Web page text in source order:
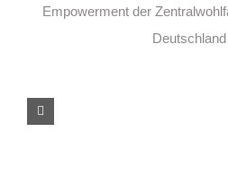
Empowerment der
Deutschland